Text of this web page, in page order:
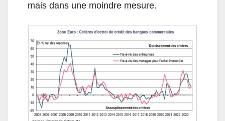
mais dans une moindre mesure.